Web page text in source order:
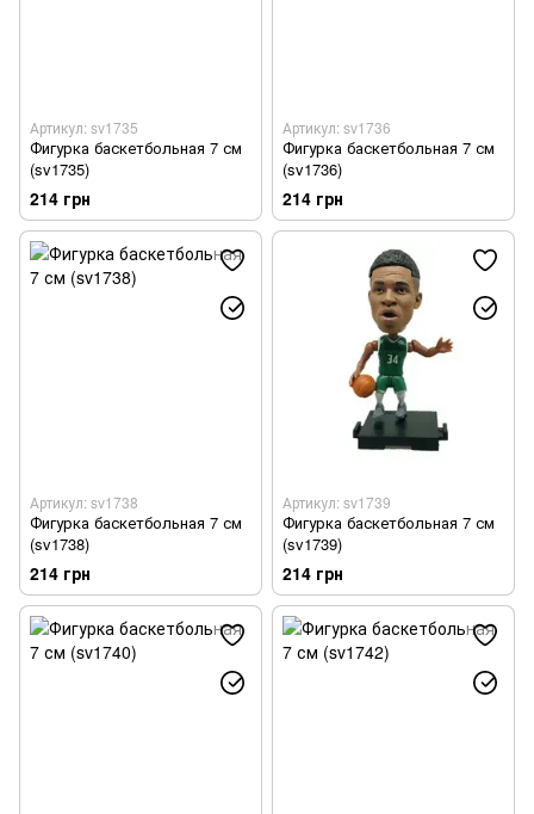
Артикул: sv1735
Фигурка баскетбольная 7 см
(sv1735)
214 грн
Артикул: sv1736
Фигурка баскетбольная 7 см
(sv1736)
214 грн
Артикул: sv1738
Фигурка баскетбольная 7 см
(sv1738)
214 грн
Артикул: sv1739
Фигурка баскетбольная 7 см
(sv1739)
214 грн